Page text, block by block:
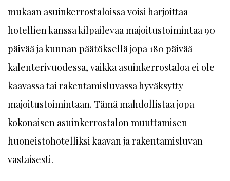
mukaan asuinkerrostaloissa voisi harjoittaa
hotellien kanssa kilpailevaa majoitustoimintaa 90
päivää ja kunnan päätöksellä jopa 180 päivää
kalenterivuodessa, vaikka asuinkerrostaloa ei ole
kaavassa tai rakentamisluvassa hyväksytty
majoitustoimintaan. Tämä mahdollistaa jopa
kokonaisen asuinkerrostalon muuttamisen
huoneistohotelliksi kaavan ja rakentamisluvan
vastaisesti.